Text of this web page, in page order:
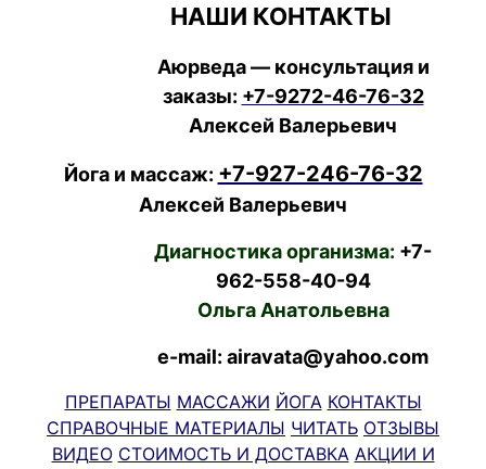
НАШИ КОНТАКТЫ
Аюрведа — консультация и
заказы: +7-9272-46-76-32
Алексей Валерьевич
Йога и массаж: +7-927-246-76-32
Алексей Валерьевич
Диагностика организма: +7-
962-558-40-94
Ольга Анатольевна
e-mail: airavata@yahoo.com
ПРЕПАРАТЫ МАССАЖИ ЙОГА КОНТАКТЫ
СПРАВОЧНЫЕ МАТЕРИАЛЫ ЧИТАТЬ ОТЗЫВЫ
ВИДЕО СТОИМОСТЬ И ДОСТАВКА АКЦИИ И